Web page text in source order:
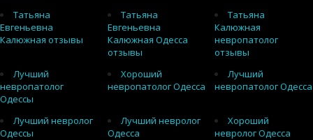
Татьяна
Евгеньевна
Калюжная отзывы
Татьяна
Евгеньевна
Калюжная Одесса
отзывы
Татьяна
Калюжная
невропатолог
отзывы
Лучший
невропатолог
Одессы
Хороший
невропатолог Одесса
Лучший
невропатолог Одесса
Лучший невролог
Одессы
Лучший невролог
Одесса
Хороший
невролог Одесса